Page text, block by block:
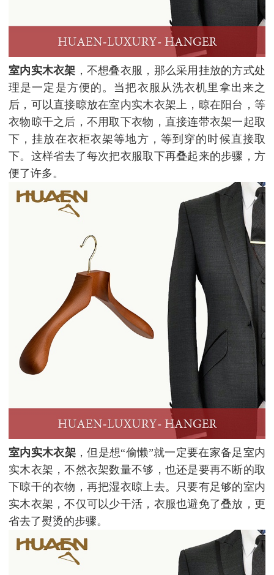
室内实木衣架 ，不想叠衣服，那么采用挂放的方式处
理是一定是方便的。当把衣服从洗衣机里拿出来之
后，可以直接晾放在室内实木衣架上，晾在阳台，等
衣物晾干之后，不用取下衣物，直接连带衣架一起取
下，挂放在衣柜衣架等地方，等到穿的时候直接取
下。这样省去了每次把衣服取下再叠起来的步骤，方
便了许多。
室内实木衣架 ，但是想“偷懒”就一定要在家备足室内
实木衣架，不然衣架数量不够，也还是要再不断的取
下晾干的衣物，再把湿衣晾上去。只要有足够的室内
实木衣架，不仅可以少干活，衣服也避免了叠放，更
省去了熨烫的步骤。